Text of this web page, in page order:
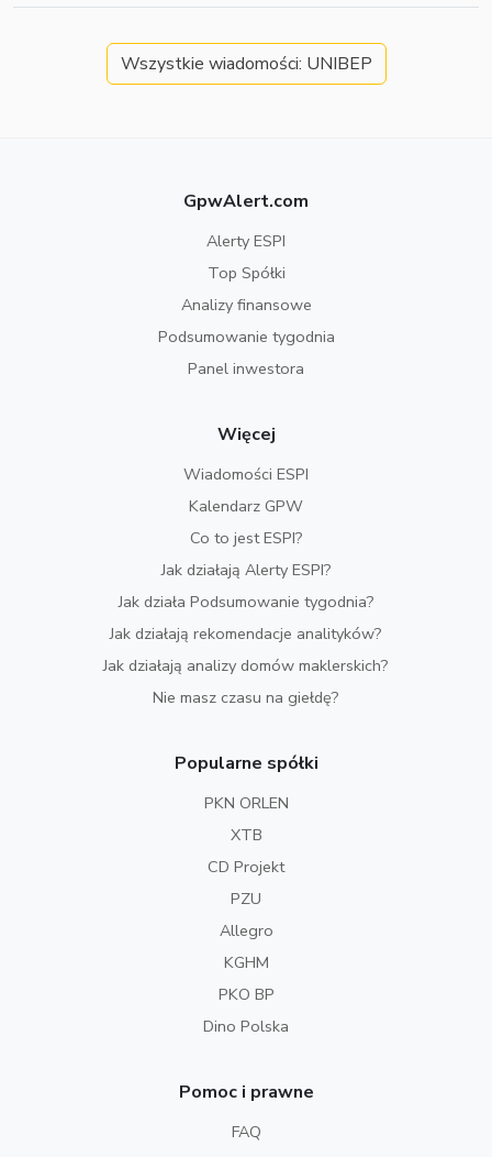
Wszystkie wiadomości: UNIBEP
GpwAlert.com
Alerty ESPI
Top Spółki
Analizy finansowe
Podsumowanie tygodnia
Panel inwestora
Więcej
Wiadomości ESPI
Kalendarz GPW
Co to jest ESPI?
Jak działają Alerty ESPI?
Jak działa Podsumowanie tygodnia?
Jak działają rekomendacje analityków?
Jak działają analizy domów maklerskich?
Nie masz czasu na giełdę?
Popularne spółki
PKN ORLEN
XTB
CD Projekt
PZU
Allegro
KGHM
PKO BP
Dino Polska
Pomoc i prawne
FAQ